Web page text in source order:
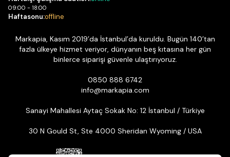
09:00 - 18:00
Haftasonu:offline
Markapia, Kasım 2019’da İstanbul’da kuruldu. Bugün 140’tan
fazla ülkeye hizmet veriyor, dünyanın beş kıtasına her gün
binlerce siparişi güvenle ulaştırıyoruz.
0850 888 6742
info@markapia.com
Sanayi Mahallesi Aytaç Sokak No: 12 İstanbul / Türkiye
30 N Gould St, Ste 4000 Sheridan Wyoming / USA